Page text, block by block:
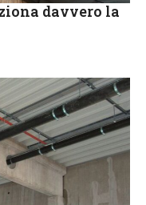
davvero la